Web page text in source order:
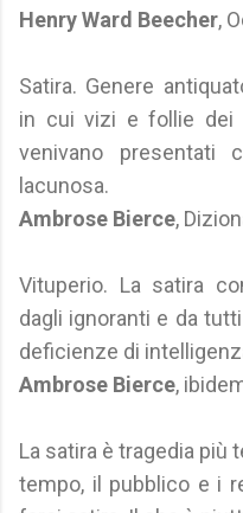
Henry Ward Beecher,
Satira. Genere
in cui vizi e follie dei
venivano presentati
lacunosa.
Ambrose Bierce,
Vituperio. La satira
dagli ignoranti e da
deficienze di
Ambrose Bierce,
La satira è tragedia più
tempo, il pubblico e i